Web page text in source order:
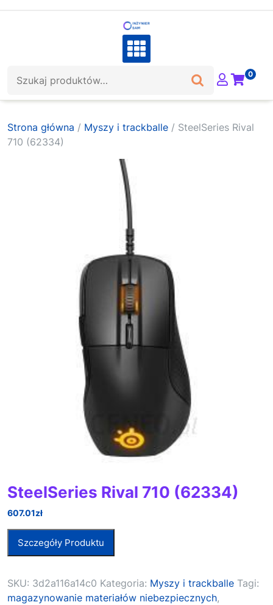
0
Strona główna / Myszy i trackballe / SteelSeries Rival
710 (62334)
SteelSeries Rival 710 (62334)
607.01zł
Szczegóły Produktu
SKU: 3d2a116a14c0 Kategoria: Myszy i trackballe Tagi:
magazynowanie materiałów niebezpiecznych,